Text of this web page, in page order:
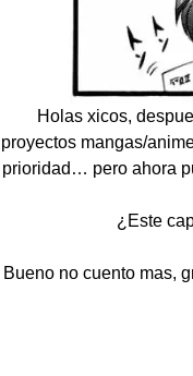
Holas xicos,
proyectos mangas/
prioridad… pero ahora
¿Este
Bueno no cuento mas,